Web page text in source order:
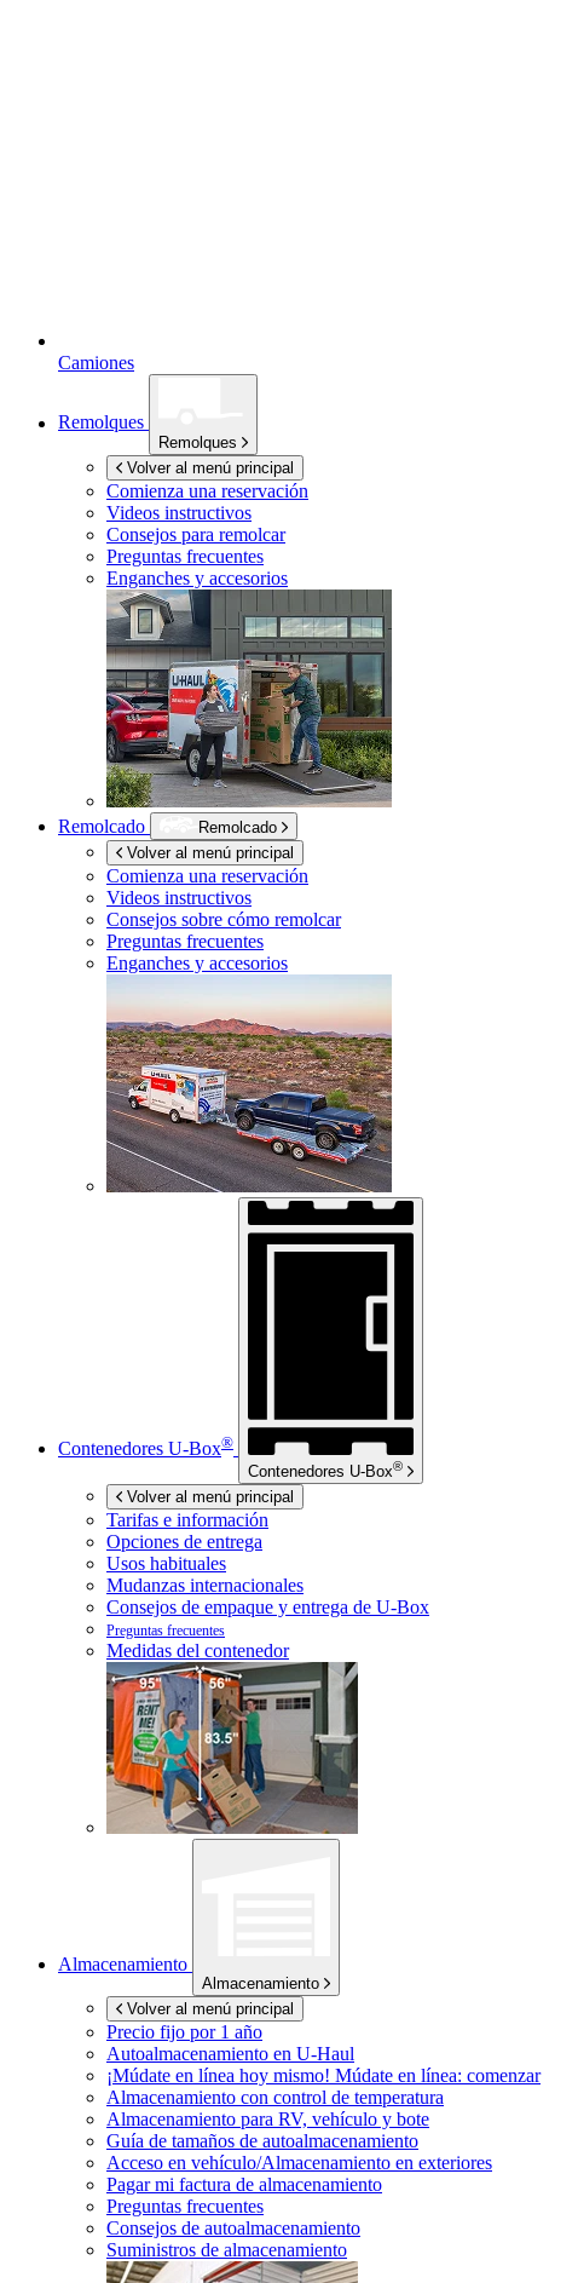
Camiones
Remolques
Remolques
Volver al menú principal
Comienza una reservación
Videos instructivos
Consejos para remolcar
Preguntas frecuentes
Enganches y accesorios
Remolcado
Remolcado
Volver al menú principal
Comienza una reservación
Videos instructivos
Consejos sobre cómo remolcar
Preguntas frecuentes
Enganches y accesorios
Contenedores U-Box®
Contenedores U-Box®
Volver al menú principal
Tarifas e información
Opciones de entrega
Usos habituales
Mudanzas internacionales
Consejos de empaque y entrega de U-Box
Preguntas frecuentes
Medidas del contenedor
Almacenamiento
Almacenamiento
Volver al menú principal
Precio fijo por 1 año
Autoalmacenamiento en U-Haul
¡Múdate en línea hoy mismo! Múdate en línea: comenzar
Almacenamiento con control de temperatura
Almacenamiento para RV, vehículo y bote
Guía de tamaños de autoalmacenamiento
Acceso en vehículo/Almacenamiento en exteriores
Pagar mi factura de almacenamiento
Preguntas frecuentes
Consejos de autoalmacenamiento
Suministros de almacenamiento